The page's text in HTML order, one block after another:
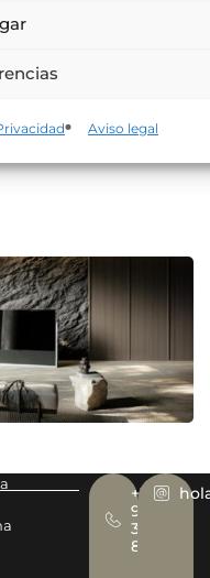
Aviso legal
+34
977
393
878